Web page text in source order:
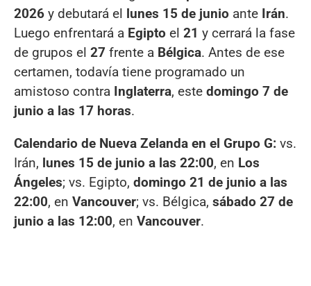
2026 y debutará el lunes 15 de junio ante Irán.
Luego enfrentará a Egipto el 21 y cerrará la fase
de grupos el 27 frente a Bélgica. Antes de ese
certamen, todavía tiene programado un
amistoso contra Inglaterra, este domingo 7 de
junio a las 17 horas.
Calendario de Nueva Zelanda en el Grupo G: vs.
Irán, lunes 15 de junio a las 22:00, en Los
Ángeles; vs. Egipto, domingo 21 de junio a las
22:00, en Vancouver; vs. Bélgica, sábado 27 de
junio a las 12:00, en Vancouver.